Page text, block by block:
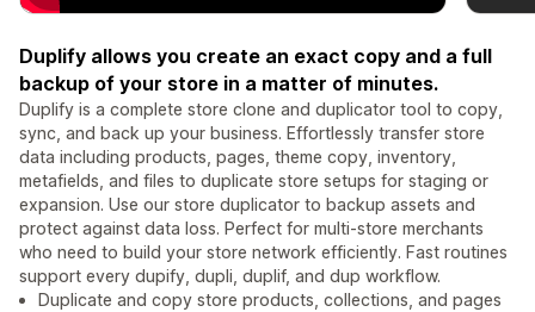
Duplify allows you create an exact copy and a full
backup of your store in a matter of minutes.
Duplify is a complete store clone and duplicator tool to copy,
sync, and back up your business. Effortlessly transfer store
data including products, pages, theme copy, inventory,
metafields, and files to duplicate store setups for staging or
expansion. Use our store duplicator to backup assets and
protect against data loss. Perfect for multi-store merchants
who need to build your store network efficiently. Fast routines
support every dupify, dupli, duplif, and dup workflow.
Duplicate and copy store products, collections, and pages